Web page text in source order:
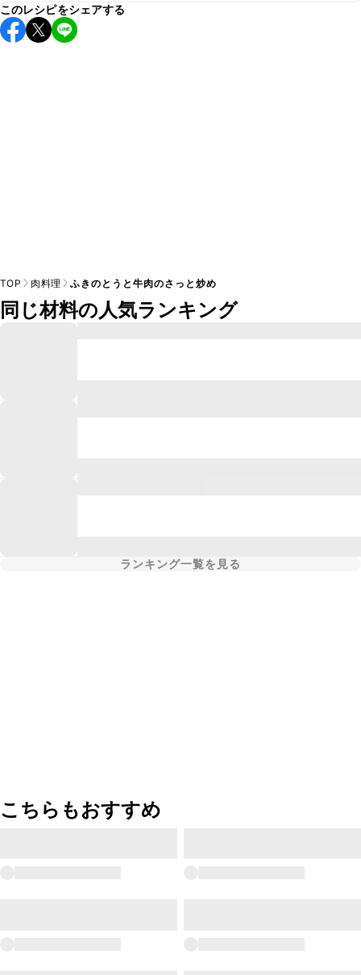
保存期間は冷蔵で翌日中が目安です。なるべくお早めにお召
し上がりください。
このレシピをシェアする
TOP 肉料理 ふきのとうと牛肉のさっと炒め
同じ材料の人気ランキング
ランキング一覧を見る
こちらもおすすめ